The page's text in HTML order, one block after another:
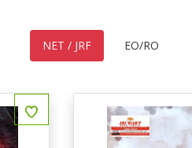
NET / JRF EO/RO